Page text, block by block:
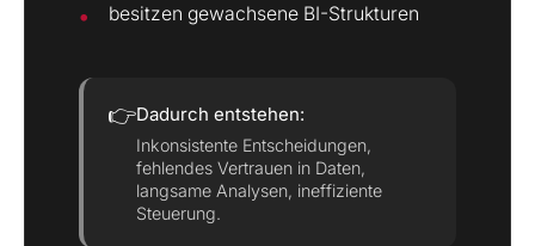
besitzen gewachsene BI-Strukturen
👉Dadurch entstehen:
Inkonsistente Entscheidungen,
fehlendes Vertrauen in Daten,
langsame Analysen, ineffiziente
Steuerung.